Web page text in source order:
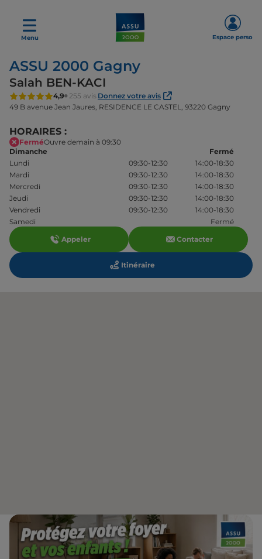
Menu Espace perso
ASSU 2000 Gagny
Salah BEN-KACI
4,9 255 avis Donnez votre avis
49 B avenue Jean Jaures, RESIDENCE LE CASTEL, 93220 Gagny
HORAIRES :
FerméOuvre demain à 09:30
Dimanche
Fermé
Lundi
09:30-12:30
14:00-18:30
Mardi
09:30-12:30
14:00-18:30
Mercredi
09:30-12:30
14:00-18:30
Jeudi
09:30-12:30
14:00-18:30
Vendredi
09:30-12:30
14:00-18:30
Samedi
Fermé
Appeler
Contacter
Itinéraire